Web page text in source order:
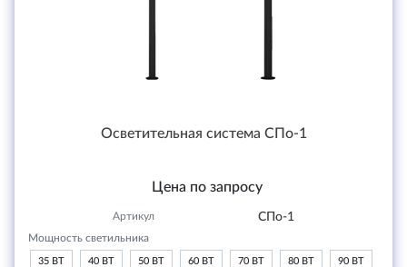
Осветительная система СПо-1
Цена по запросу
Артикул СПо-1
Мощность светильника
35 ВТ 40 ВТ 50 ВТ 60 ВТ 70 ВТ 80 ВТ 90 ВТ